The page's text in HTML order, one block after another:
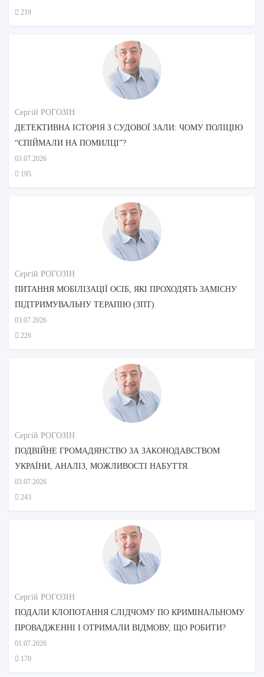
219
Сергій РОГОЗІН
ДЕТЕКТИВНА ІСТОРІЯ З СУДОВОЇ ЗАЛИ: ЧОМУ ПОЛІЦІЮ
“СПІЙМАЛИ НА ПОМИЛЦІ”?
03.07.2026
195
Сергій РОГОЗІН
ПИТАННЯ МОБІЛІЗАЦІЇ ОСІБ, ЯКІ ПРОХОДЯТЬ ЗАМІСНУ
ПІДТРИМУВАЛЬНУ ТЕРАПІЮ (ЗПТ)
03.07.2026
226
Сергій РОГОЗІН
ПОДВІЙНЕ ГРОМАДЯНСТВО ЗА ЗАКОНОДАВСТВОМ
УКРАЇНИ, АНАЛІЗ, МОЖЛИВОСТІ НАБУТТЯ.
03.07.2026
243
Сергій РОГОЗІН
ПОДАЛИ КЛОПОТАННЯ СЛІДЧОМУ ПО КРИМІНАЛЬНОМУ
ПРОВАДЖЕННІ І ОТРИМАЛИ ВІДМОВУ, ЩО РОБИТИ?
01.07.2026
170